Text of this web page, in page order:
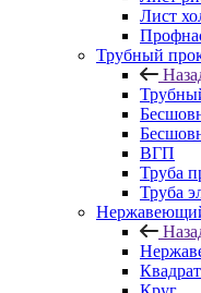
Лист
Трубный
ВГП
Труба
Труба
Квадрат